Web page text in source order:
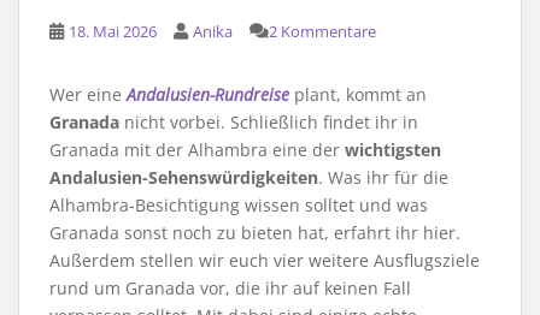
18. Mai 2026 Anika 2 Kommentare
Wer eineAndalusien-Rundreise plant, kommt an
Granada nicht vorbei. Schließlich findet ihr in
Granada mit der Alhambra eine der wichtigsten
Andalusien-Sehenswürdigkeiten. Was ihr für die
Alhambra-Besichtigung wissen solltet und was
Granada sonst noch zu bieten hat, erfahrt ihr hier.
Außerdem stellen wir euch vier weitere Ausflugsziele
rund um Granada vor, die ihr auf keinen Fall